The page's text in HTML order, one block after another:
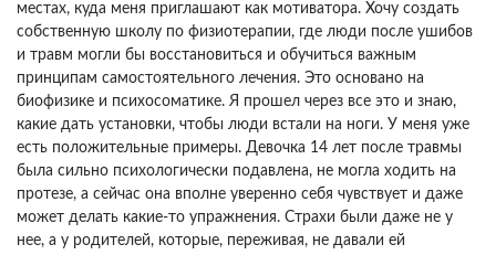
местах, куда меня приглашают как мотиватора. Хочу создать
собственную школу по физиотерапии, где люди после ушибов
и травм могли бы восстановиться и обучиться важным
принципам самостоятельного лечения. Это основано на
биофизике и психосоматике. Я прошел через все это и знаю,
какие дать установки, чтобы люди встали на ноги. У меня уже
есть положительные примеры. Девочка 14 лет после травмы
была сильно психологически подавлена, не могла ходить на
протезе, а сейчас она вполне уверенно себя чувствует и даже
может делать какие-то упражнения. Страхи были даже не у
нее, а у родителей, которые, переживая, не давали ей